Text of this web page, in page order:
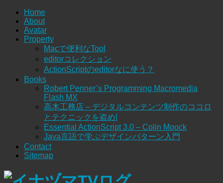
Home
About
Avatar
Property
Macで便利なTool
editorコレクション
ActionScriptのeditorなに使う？
Books
Robert Penner’s Programming Macromedia
Flash MX
高木工務店 – デジタルコンテンツ制作のココロ
とテクニックを盗め!
Essential ActionScript 3.0 – Colin Moock
Java言語で学ぶデザインパターン入門
Contact
Sitemap